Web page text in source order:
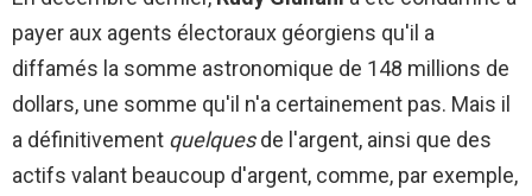
payer aux agents électoraux géorgiens qu'il a
diffamés la somme astronomique de 148 millions de
dollars, une somme qu'il n'a certainement pas. Mais il
a définitivement quelquesde l'argent, ainsi que des
actifs valant beaucoup d'argent, comme, par exemple,